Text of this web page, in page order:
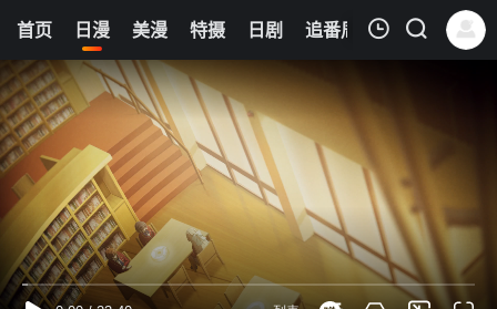
首页 日漫 美漫 特摄 日剧 追番周表 今日更新
0
我的观影记录
第03集
欢迎来到实力至上主义教室 第四季
清空